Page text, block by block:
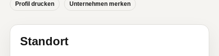
Profil drucken Unternehmen merken
Standort